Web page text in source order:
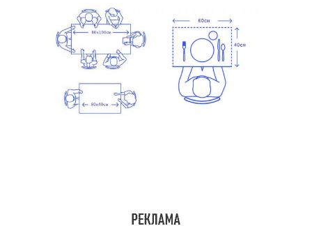
Стол для работы Стол для учебы
Стол в детскую комнату Стол для школьника